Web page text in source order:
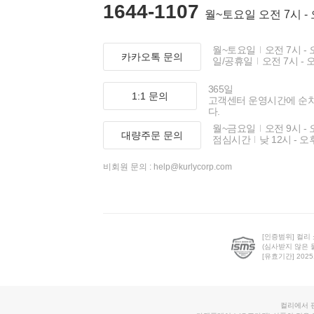
1644-1107 월~토요일 오전 7시 -
카카오톡 문의
월~토요일
오전 7시 -
일/공휴일
오전 7시 -
1:1 문의
365일
고객센터 운영시간에 순
다.
대량주문 문의
월~금요일
오전 9시 -
점심시간
낮 12시 - 오
비회원 문의 : help@kurlycorp.com
[인증범위] 컬리
(심사받지 않은
[유효기간]
컬리에서